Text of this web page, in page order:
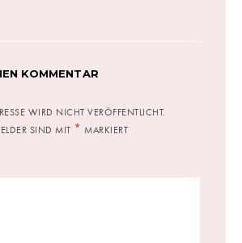
KOMMENTAR
WIRD NICHT VERÖFFENTLICHT.
SIND MIT * MARKIERT